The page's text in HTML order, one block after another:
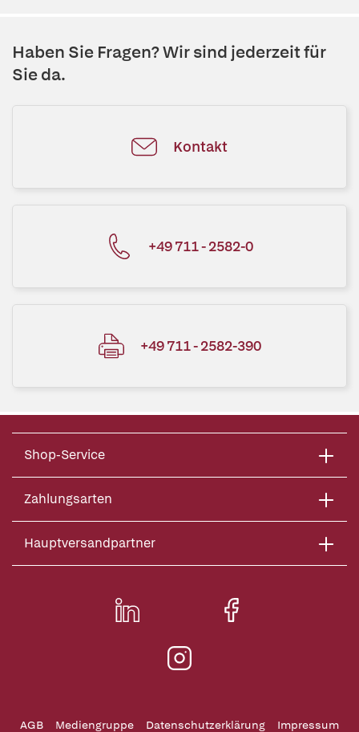
Haben Sie Fragen? Wir sind jederzeit für
Sie da.
Kontakt
+49 711 - 2582-0
+49 711 - 2582-390
Shop-Service
Zahlungsarten
Hauptversandpartner
AGB Mediengruppe Datenschutzerklärung Impressum